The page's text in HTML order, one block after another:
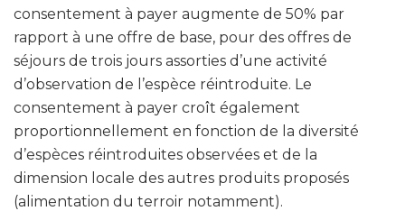
consentement à payer augmente de 50% par
rapport à une offre de base, pour des offres de
séjours de trois jours assorties d’une activité
d’observation de l’espèce réintroduite. Le
consentement à payer croît également
proportionnellement en fonction de la diversité
d’espèces réintroduites observées et de la
dimension locale des autres produits proposés
(alimentation du terroir notamment).